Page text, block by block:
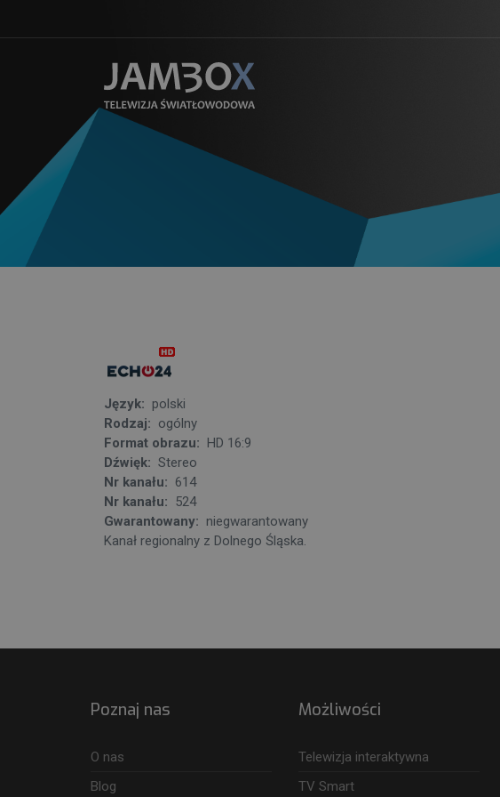
Język: polski
Rodzaj: ogólny
Format obrazu: HD 16:9
Dźwięk: Stereo
Nr kanału: 614
Nr kanału: 524
Gwarantowany: niegwarantowany
Kanał regionalny z Dolnego Śląska.
Poznaj nas
O nas
Blog
Możliwości
Telewizja interaktywna
TV Smart